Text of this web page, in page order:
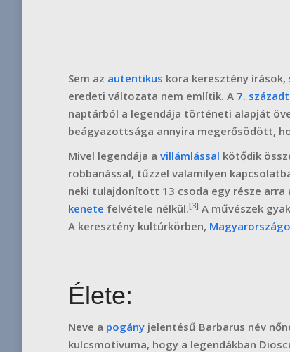
Sem az autentikus kora keresztény írások,
eredeti változata nem említik. A 7.
naptárból a legendája történeti alapját
beágyazottsága annyira megerősödött,
Mivel legendája a villámlással kötődik
robbanással, tűzzel valamilyen
neki tulajdonított 13 csoda egy része
kenete felvétele nélkül.[3] A művészek
A keresztény kultúrkörben,
Élete:
Neve a pogány jelentésű Barbarus név
kulcsmotívuma, hogy a legendákban